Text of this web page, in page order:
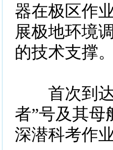
器在极区作
展极地环境
的技术支撑
首次到达
者”号及其母
深潜科考作